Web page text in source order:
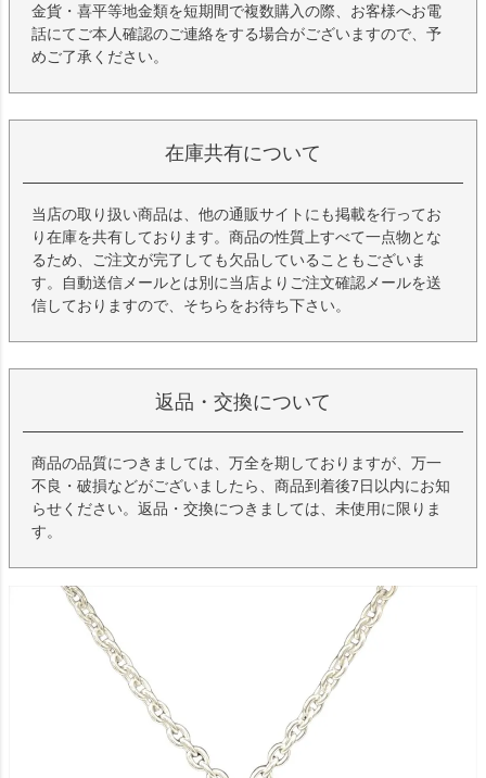
金貨・喜平等地金類を短期間で複数購入の際、お客様へお電
話にてご本人確認のご連絡をする場合がございますので、予
めご了承ください。
在庫共有について
当店の取り扱い商品は、他の通販サイトにも掲載を行ってお
り在庫を共有しております。商品の性質上すべて一点物とな
るため、ご注文が完了しても欠品していることもございま
す。自動送信メールとは別に当店よりご注文確認メールを送
信しておりますので、そちらをお待ち下さい。
返品・交換について
商品の品質につきましては、万全を期しておりますが、万一
不良・破損などがございましたら、商品到着後7日以内にお知
らせください。返品・交換につきましては、未使用に限りま
す。